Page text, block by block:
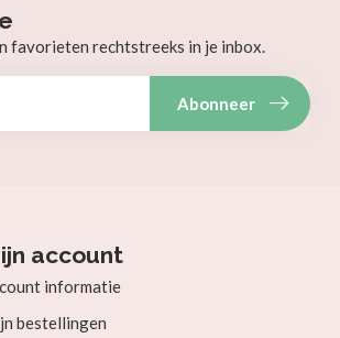
favorieten rechtstreeks in je inbox.
Abonneer
account
informatie
bestellingen